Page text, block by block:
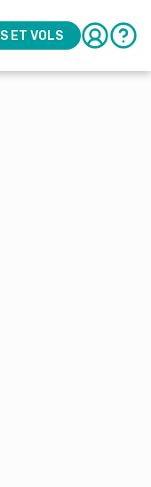
ET VOLS